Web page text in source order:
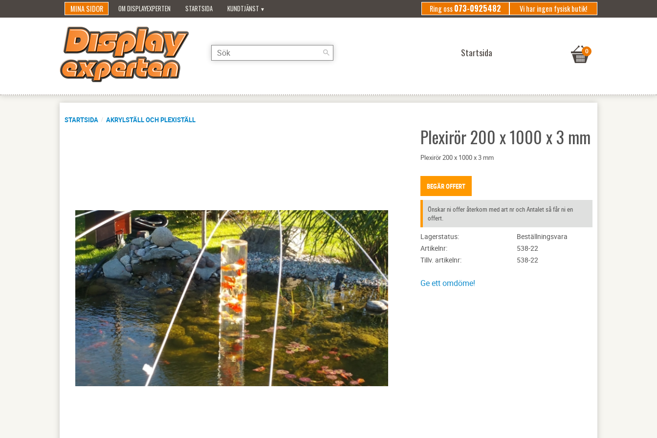
Vi har ingen fysisk butik!
Ring oss073-0925482
MINA SIDOR OM DISPLAYEXPERTEN STARTSIDA KUNDTJÄNST
Startsida
STARTSIDA AKRYLSTÄLL OCH PLEXISTÄLL
Plexirör 200 x 1000 x 3 mm
Plexirör 200 x 1000 x 3 mm
BEGÄR OFFERT
Önskar ni offer återkom med art nr och Antalet så får ni en
offert.
Lagerstatus
Beställningsvara
Artikelnr
538-22
Tillv. artikelnr
538-22
Ge ett omdöme!